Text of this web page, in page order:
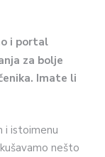
i portal
za bolje
Imate li
i istoimenu
nešto